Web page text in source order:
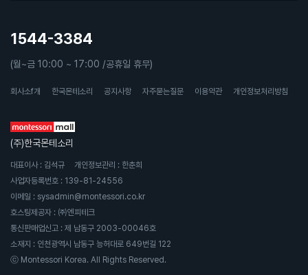
1544-3384
(월~금 10:00 ~ 17:00 /공휴일 휴무)
회사소f개 한국몬테소리 공지사항 자주묻는질문 이용약관 개인정보처리방침
(주)한국몬테소리
대표이사 : 김석규
개인정보관리 : 한춘희
사업자등록번호 : 139-81-24556
이메일 : sysadmin@montessori.co.kr
호스팅제공자 : ㈜엔피테크
통신판매업신고 : 제 남동구 2003-00046호
소재지 : 인천광역시 남동구 능허대로 649번길 122
ⓒ Montessori Korea. All Rights Reserved.